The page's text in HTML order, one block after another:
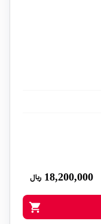
18,200,000 ریال
shopping_cart